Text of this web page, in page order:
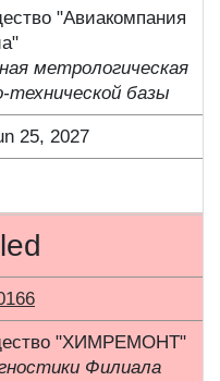
"Авиакомпания
метрологическая
технической базы
25, 2027
"ХИМРЕМОНТ"
Филиала